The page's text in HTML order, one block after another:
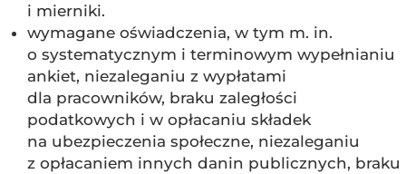
i mierniki.
wymagane oświadczenia, w tym m. in.
o systematycznym i terminowym wypełnianiu
ankiet, niezaleganiu z wypłatami
dla pracowników, braku zaległości
podatkowych i w opłacaniu składek
na ubezpieczenia społeczne, niezaleganiu
z opłacaniem innych danin publicznych, braku